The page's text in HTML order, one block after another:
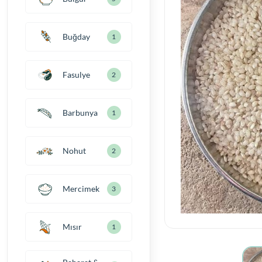
Buğday 1
Fasulye 2
Barbunya 1
Nohut 2
Mercimek 3
Mısır 1